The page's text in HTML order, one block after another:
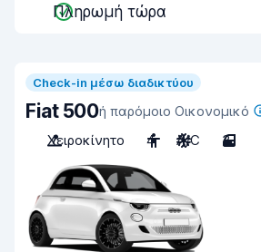
Πληρωμή τώρα
Check-in μέσω διαδικτύου
Fiat 500ή παρόμοιο Οικονομικό
Χειροκίνητο
4 A/C 3